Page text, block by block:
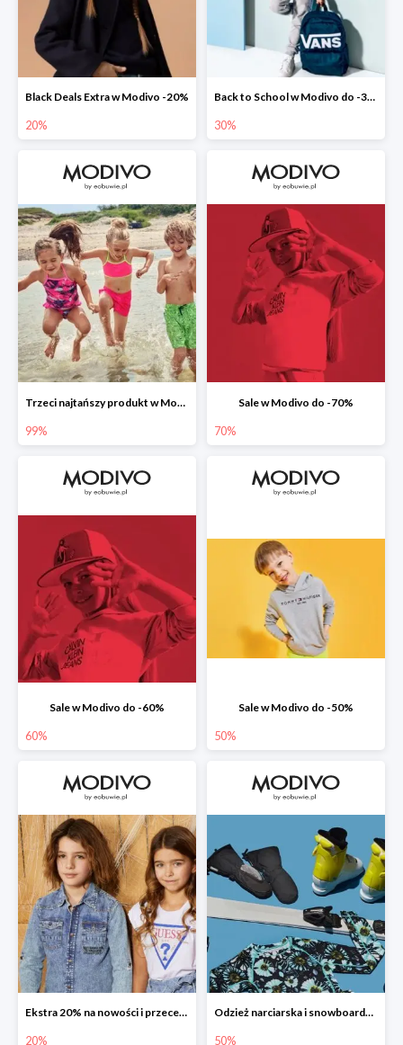
Black Deals Extra w Modivo -20%
20%
Back to School w Modivo do -30%
30%
Trzeci najtańszy produkt w Modivo -99%
99%
Sale w Modivo do -70%
70%
Sale w Modivo do -60%
60%
Sale w Modivo do -50%
50%
Ekstra 20% na nowości i przeceny
20%
Odzież narciarska i snowboardowa w Modivo do -50%
50%